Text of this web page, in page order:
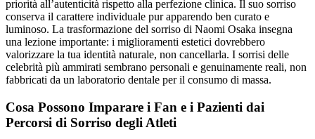
priorità all’autenticità rispetto alla perfezione clinica. Il suo sorriso
conserva il carattere individuale pur apparendo ben curato e
luminoso. La trasformazione del sorriso di Naomi Osaka insegna
una lezione importante: i miglioramenti estetici dovrebbero
valorizzare la tua identità naturale, non cancellarla. I sorrisi delle
celebrità più ammirati sembrano personali e genuinamente reali, non
fabbricati da un laboratorio dentale per il consumo di massa.
Cosa Possono Imparare i Fan e i Pazienti dai
Percorsi di Sorriso degli Atleti